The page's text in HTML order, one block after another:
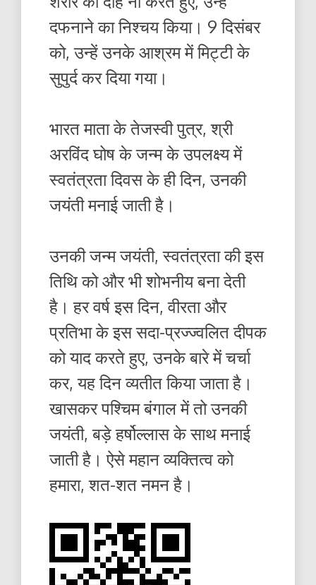
दफनाने का निश्चय किया। 9 दिसंबर
को, उन्हें उनके आश्रम में मिट्टी के
सुपुर्द कर दिया गया।
भारत माता के तेजस्वी पुत्र, श्री
अरविंद घोष के जन्म के उपलक्ष्य में
स्वतंत्रता दिवस के ही दिन, उनकी
जयंती मनाई जाती है।
उनकी जन्म जयंती, स्वतंत्रता की इस
तिथि को और भी शोभनीय बना देती
है। हर वर्ष इस दिन, वीरता और
प्रतिभा के इस सदा-प्रज्ज्वलित दीपक
को याद करते हुए, उनके बारे में चर्चा
कर, यह दिन व्यतीत किया जाता है।
खासकर पश्चिम बंगाल में तो उनकी
जयंती, बड़े हर्षोल्लास के साथ मनाई
जाती है। ऐसे महान व्यक्तित्व को
हमारा, शत-शत नमन है।